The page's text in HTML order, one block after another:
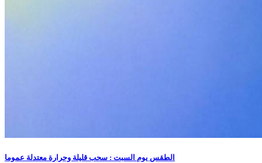
الطقس يوم السبت : سحب قليلة وحرارة معتدلة عموما